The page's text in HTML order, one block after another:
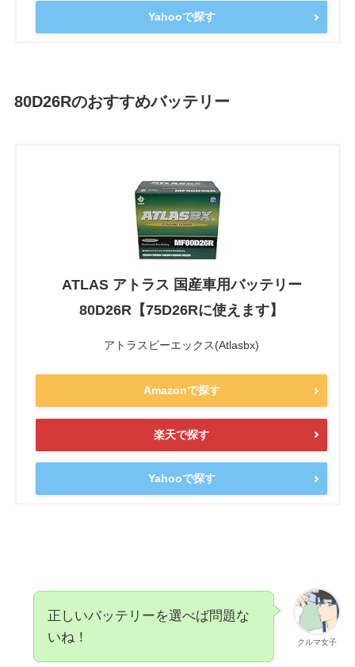
Yahooで探す
80D26Rのおすすめバッテリー
ATLAS アトラス 国産車用バッテリー
80D26R【75D26Rに使えます】
アトラスビーエックス(Atlasbx)
Amazonで探す
楽天で探す
Yahooで探す
クルマ女子
正しいバッテリーを選べば問題な
いね！